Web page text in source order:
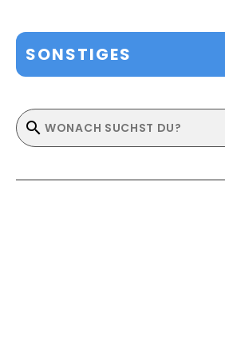
SONSTIGES